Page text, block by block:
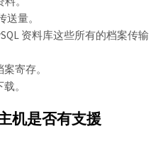
量。
资料库这些所有的档案传输
寄存。
。
机是否有支援